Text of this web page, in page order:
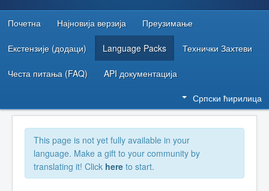
РЕСУРСИ ЗА РАЗВОЈ
Почетна Најновија верзија Преузимање
Екстензије (додаци) Language Packs Технички Захтеви
Честа питања (FAQ) API документација
Српски ћирилица
This page is not yet fully available in your
language. Make a gift to your community by
translating it! Click here to start.